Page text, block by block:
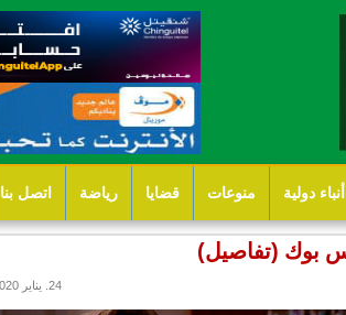
أنباء دولية منوعات قضايا رياضة اتصل بنا
بوك (تفاصيل)
24. يناير 2020 - 14:37